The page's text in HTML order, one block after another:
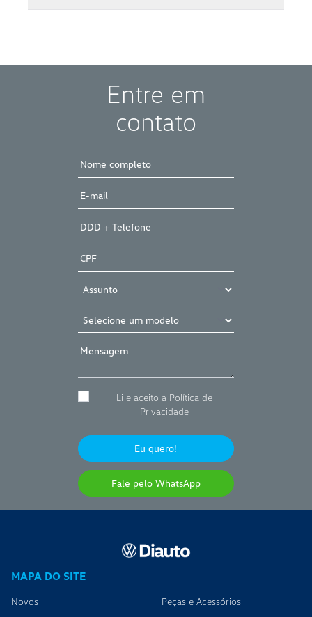
Entre em
contato
Li e aceito a Política de
Privacidade
Eu quero!
Fale pelo WhatsApp
MAPA DO SITE
Novos
Peças e Acessórios